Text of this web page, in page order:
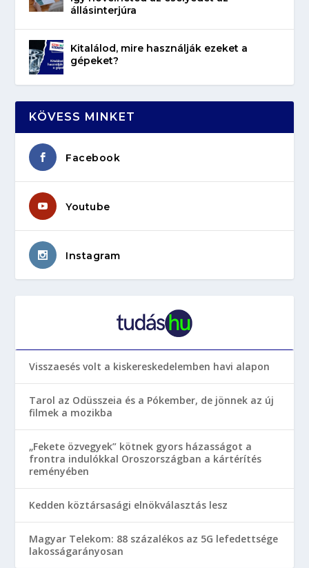
állásinterjúra
Kitalálod, mire használják ezeket a
gépeket?
KÖVESS MINKET
Facebook
Youtube
Instagram
Visszaesés volt a kiskereskedelemben havi alapon
Tarol az Odüsszeia és a Pókember, de jönnek az új
filmek a mozikba
„Fekete özvegyek” kötnek gyors házasságot a
frontra indulókkal Oroszországban a kártérítés
reményében
Kedden köztársasági elnökválasztás lesz
Magyar Telekom: 88 százalékos az 5G lefedettsége
lakosságarányosan